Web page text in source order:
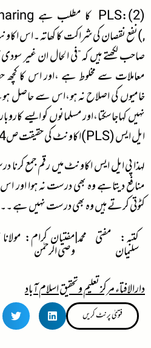
,)نفع نقصان کی شراکت کا کھاتہ ۔اس
صاحب لکھتے ہیں کہ”فی الحال ان غیر سودی
معاملات سے مخلوط ہے ،اور اس کا
خامیوں کی اصلاح نہ ہو،اس سے حاصل
ایل ایس (PLS)اکاونٹ کی حقیقت ص24)
لہذا پی ایل ایس اکاونٹ میں رقم جمع
منافع دیتاہے وہ بھی درست نہ ہوا اور
کٹوتی کرتے ہیں وہ بھی درست نہیں ہے ۔۔
کتبہ: مفتی محمد
سلیمان
|مفتیان کرام:
وصی الرحمٰن
دارالافتاء مرکز تعلیم وتحقیق اسلام آباد
فتویٰ پرنٹ کریں